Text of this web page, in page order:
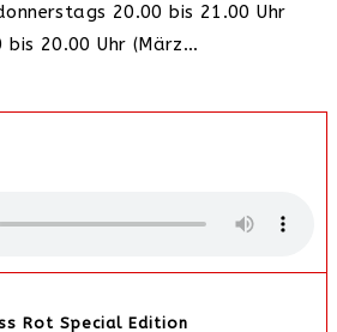
20.00 bis 21.00 Uhr
bis 20.00 Uhr (März…
Rot Special Edition